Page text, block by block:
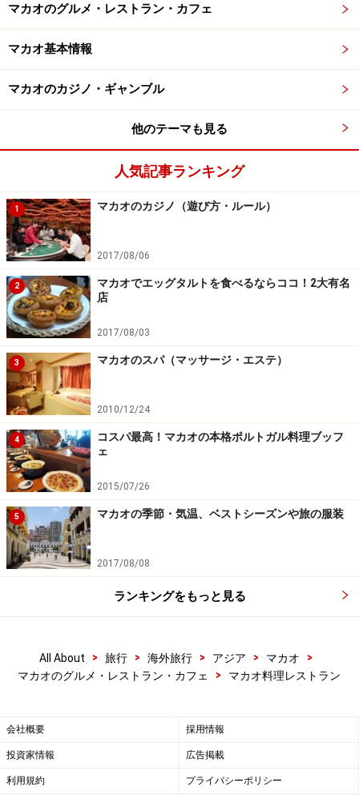
マカオのグルメ・レストラン・カフェ
マカオ基本情報
マカオのカジノ・ギャンブル
他のテーマも見る
人気記事ランキング
1 マカオのカジノ（遊び方・ルール）
2017/08/06
2
マカオでエッグタルトを食べるならココ！2大有名
店
2017/08/03
3 マカオのスパ（マッサージ・エステ）
2010/12/24
4
コスパ最高！マカオの本格ポルトガル料理ブッフ
ェ
2015/07/26
5 マカオの季節・気温、ベストシーズンや旅の服装
2017/08/08
ランキングをもっと見る
All About > 旅行 > 海外旅行 > アジア > マカオ
>
マカオのグルメ・レストラン・カフェ
> マカオ料理レストラン
会社概要 採用情報
投資家情報 広告掲載
利用規約 プライバシーポリシー